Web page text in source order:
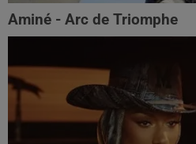
Aminé - Arc de Triomphe